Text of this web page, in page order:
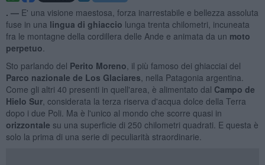
. — E' una visione maestosa, forza inarrestabile e bellezza assoluta
fuse in una lingua di ghiaccio lunga trenta chilometri, incuneata
fra le montagne della cordillera delle Ande e animata da un moto
perpetuo
Sto parlando del Perito Moreno , il più famoso dei ghiacciai del
Parco nazionale de Los Glaciares , nella Patagonia argentina.
Come gli altri 40 presenti in quell'area, è alimentato dal Campo de
Hielo Sur, considerata la terza riserva d'acqua dolce della Terra
dopo i due Poli. Ma è l'unico al mondo che scorre quasi in
orizzontale su una superficie di 250 chilometri quadrati. E questa è
solo la prima di una serie di peculiarità straordinarie.